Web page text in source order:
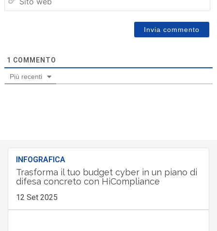
1 COMMENTO
Più recenti
INFOGRAFICA
Trasforma il tuo budget cyber in un piano di
difesa concreto con HiCompliance
12 Set 2025